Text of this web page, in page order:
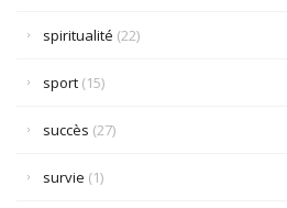
spiritualité (22)
sport (15)
succès (27)
survie (1)